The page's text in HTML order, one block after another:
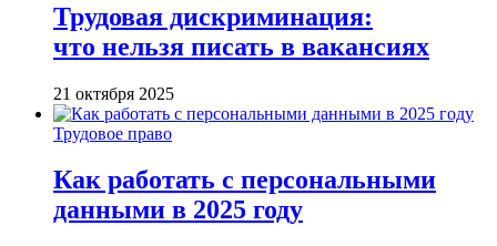
Трудовая дискриминация:
что нельзя писать в вакансиях
21 октября 2025
Трудовое право
Как работать с персональными
данными в 2025 году